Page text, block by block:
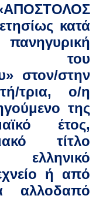
«ΑΠΟΣΤΟΛΟΣ
κατά
του
στον/στην
τρια, ο/η
της
έτος,
τίτλο
ή από
αλλοδαπό